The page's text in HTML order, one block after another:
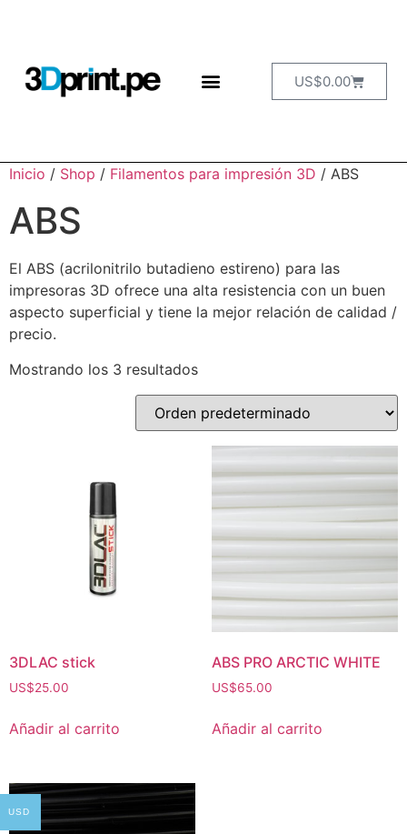
US$0.00
Inicio / Shop / Filamentos para impresión 3D / ABS
ABS
El ABS (acrilonitrilo butadieno estireno) para las
impresoras 3D ofrece una alta resistencia con un buen
aspecto superficial y tiene la mejor relación de calidad /
precio.
Mostrando los 3 resultados
3DLAC stick
US$25.00
Añadir al carrito
ABS PRO ARCTIC WHITE
US$65.00
Añadir al carrito
USD